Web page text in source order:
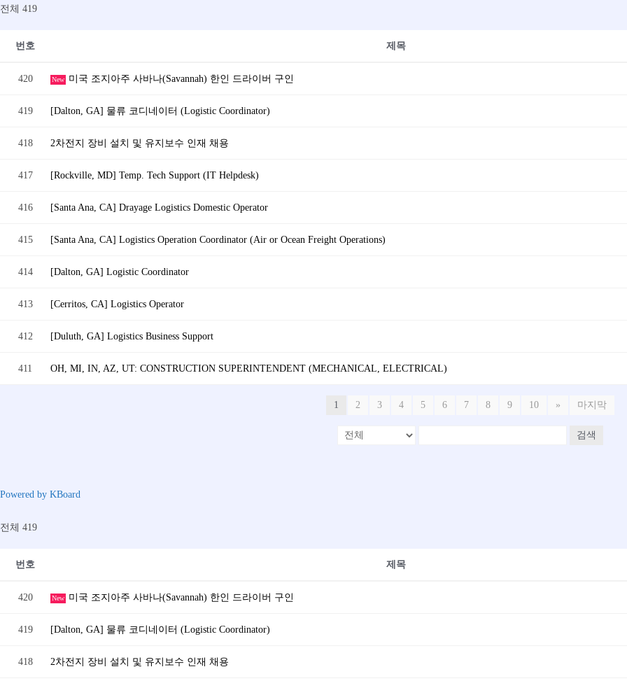
전체 419
번호 제목
420 New 미국 조지아주 사바나(Savannah) 한인 드라이버 구인
419 [Dalton, GA] 물류 코디네이터 (Logistic Coordinator)
418 2차전지 장비 설치 및 유지보수 인재 채용
417 [Rockville, MD] Temp. Tech Support (IT Helpdesk)
416 [Santa Ana, CA] Drayage Logistics Domestic Operator
415 [Santa Ana, CA] Logistics Operation Coordinator (Air or Ocean Freight Operations)
414 [Dalton, GA] Logistic Coordinator
413 [Cerritos, CA] Logistics Operator
412 [Duluth, GA] Logistics Business Support
411 OH, MI, IN, AZ, UT: CONSTRUCTION SUPERINTENDENT (MECHANICAL, ELECTRICAL)
1 2 3 4 5 6 7 8 9 10 » 마지막
검색
Powered by KBoard
전체 419
번호 제목
420 New 미국 조지아주 사바나(Savannah) 한인 드라이버 구인
419 [Dalton, GA] 물류 코디네이터 (Logistic Coordinator)
418 2차전지 장비 설치 및 유지보수 인재 채용